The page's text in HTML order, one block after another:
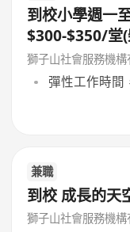
到校小學週一
$300-$350/堂
獅子山社會服務機構
彈性工作時間
兼職
到校 成長的天
獅子山社會服務機構